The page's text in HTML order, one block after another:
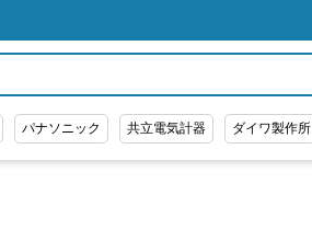
パナソニック 共立電気計器 ダイワ製作所